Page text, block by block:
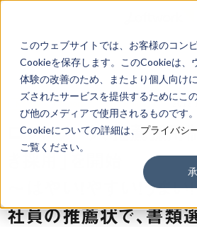
このウェブサイトでは、お客様のコン
Cookieを保存します。このCookieは、
体験の改善のため、またより個人向け
ズされたサービスを提供するためにこ
び他のメディアで使用されるものです
Cookieについての詳細は、 プライバシ
ご覧ください。
NEWS Corporate Press Release
ロフトワーク、推薦採
き採用」を開始
〜はやい！やすい！うまい！
社員の推薦状で、書類